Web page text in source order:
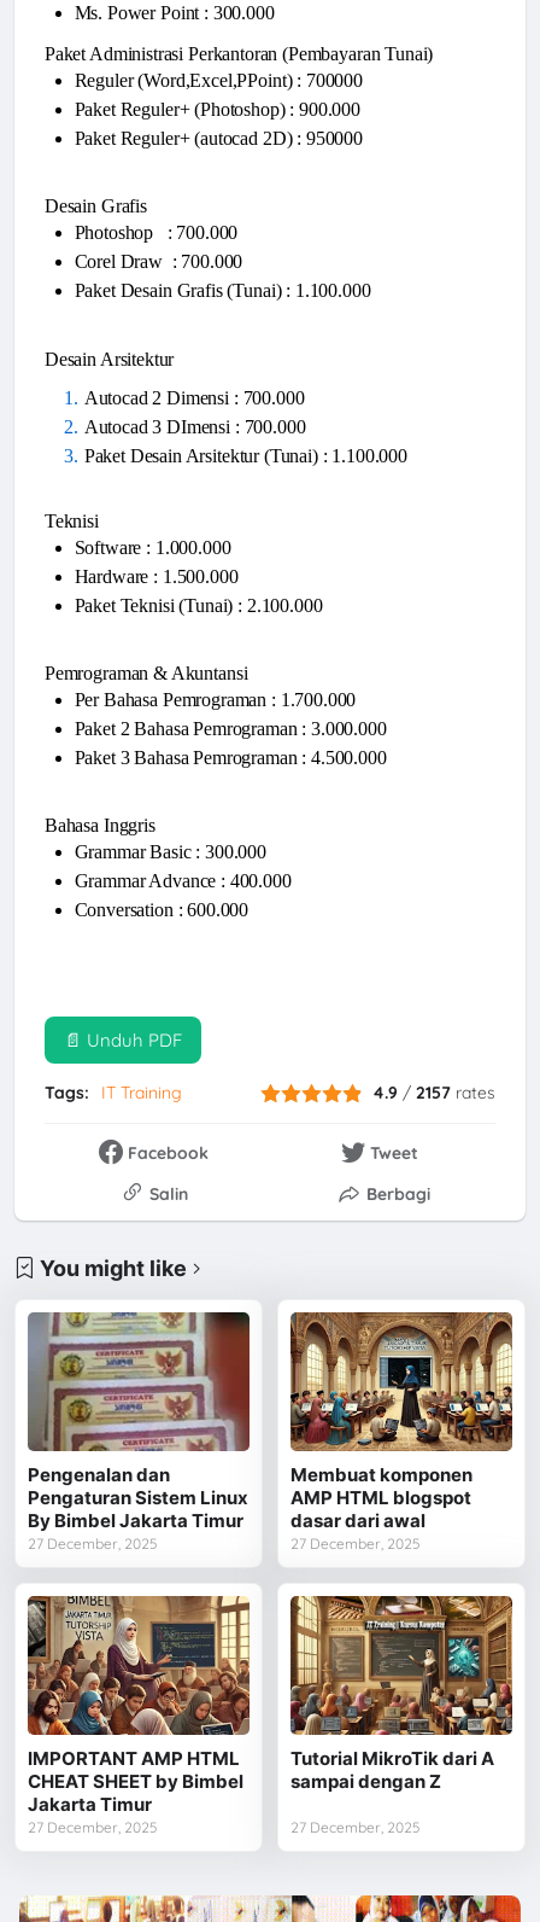
Ms. Power Point : 300.000
Paket Administrasi Perkantoran (Pembayaran Tunai)
Reguler (Word,Excel,PPoint) : 700000
Paket Reguler+ (Photoshop) : 900.000
Paket Reguler+ (autocad 2D) : 950000
Desain Grafis
Photoshop : 700.000
Corel Draw : 700.000
Paket Desain Grafis (Tunai) : 1.100.000
Desain Arsitektur
Autocad 2 Dimensi : 700.000
Autocad 3 DImensi : 700.000
Paket Desain Arsitektur (Tunai) : 1.100.000
Teknisi
Software : 1.000.000
Hardware : 1.500.000
Paket Teknisi (Tunai) : 2.100.000
Pemrograman & Akuntansi
Per Bahasa Pemrograman : 1.700.000
Paket 2 Bahasa Pemrograman : 3.000.000
Paket 3 Bahasa Pemrograman : 4.500.000
Bahasa Inggris
Grammar Basic : 300.000
Grammar Advance : 400.000
Conversation : 600.000
📄 Unduh PDF
Tags: IT Training 4.9 /2157 rates
Facebook
Tweet
Salin
Berbagi
You might like
Pengenalan dan
Pengaturan Sistem Linux
By Bimbel Jakarta Timur
27 December, 2025
Membuat komponen
AMP HTML blogspot
dasar dari awal
27 December, 2025
IMPORTANT AMP HTML
CHEAT SHEET by Bimbel
Jakarta Timur
27 December, 2025
Tutorial MikroTik dari A
sampai dengan Z
27 December, 2025